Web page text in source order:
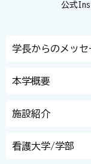
公式
学長からのメッセ
本学概要
施設紹介
看護大学/学部